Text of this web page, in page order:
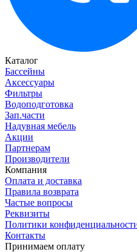
Каталог
Бассейны
Аксессуары
Фильтры
Водоподготовка
Зап.части
Надувная мебель
Акции
Партнерам
Производители
Компания
Оплата и доставка
Правила возврата
Частые вопросы
Реквизиты
Политики
Контакты
Принимаем оплату